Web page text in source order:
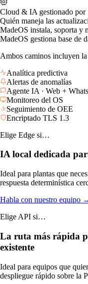
Ventaja operativa
Por qué los equipos la eligen
✓Máxima autonomía local
✓Menor CAPEX
Cloud & IA gestionado por
Quién maneja las
MadeOS instala, soporta y
MadeOS gestiona base de
Ambos caminos incluyen la
Analítica predictiva
Alertas de anomalías
Agente IA · Web +
Monitoreo del OS
Seguimiento de OEE
Encriptado TLS 1.3
Elige Edge si…
IA local dedicada
Ideal para plantas que
respuesta determinística
Habla con nuestro equipo
La ruta más rápida